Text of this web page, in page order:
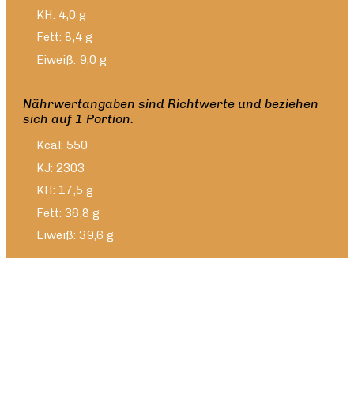
KH: 4,0 g
Fett: 8,4 g
Eiweiß: 9,0 g
Nährwertangaben sind Richtwerte und beziehen
sich auf 1 Portion.
Kcal: 550
KJ: 2303
KH: 17,5 g
Fett: 36,8 g
Eiweiß: 39,6 g